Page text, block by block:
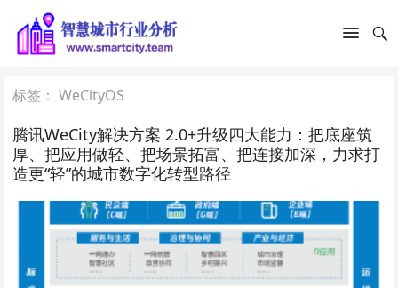
标签：WeCityOS
腾讯WeCity解决方案 2.0+升级四大能力：把底座筑
厚、把应用做轻、把场景拓富、把连接加深，力求打
造更“轻”的城市数字化转型路径